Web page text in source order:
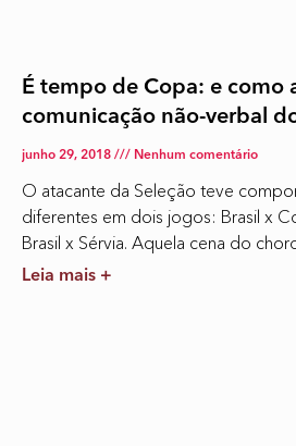
É tempo de Copa: e como
comunicação não-verbal
junho 29, 2018 Nenhum comentário
O atacante da Seleção teve
diferentes em dois jogos: Brasil x
Brasil x Sérvia. Aquela cena do
Leia mais +